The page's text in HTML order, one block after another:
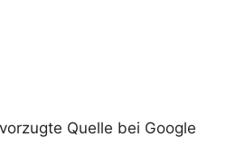
Quelle bei Google